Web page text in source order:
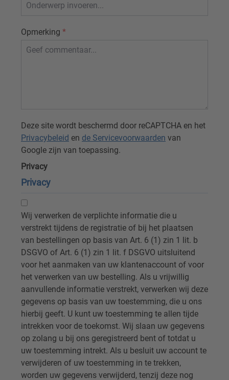
Opmerking *
Deze site wordt beschermd door reCAPTCHA en het
Privacybeleid en de Servicevoorwaarden van
Google zijn van toepassing.
Privacy
Privacy
Wij verwerken de verplichte informatie die u
verstrekt tijdens de registratie of bij het plaatsen
van bestellingen op basis van Art. 6 (1) zin 1 lit. b
DSGVO of Art. 6 (1) zin 1 lit. f DSGVO uitsluitend
voor het aanmaken van uw klantenaccount of voor
het verwerken van uw bestelling. Als u vrijwillig
aanvullende informatie verstrekt, verwerken wij deze
gegevens op basis van uw toestemming, die u ons
hierbij geeft. U kunt uw toestemming te allen tijde
intrekken voor de toekomst. Wij slaan uw gegevens
op zolang u bij ons geregistreerd bent of totdat u
uw toestemming intrekt. Als u besluit uw account te
verwijderen of uw toestemming in te trekken,
worden uw gegevens verwijderd, tenzij deze nog